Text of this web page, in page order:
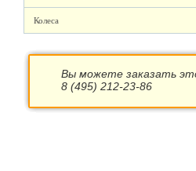
Колеса
Вы можете заказать
8 (495) 212-23-86